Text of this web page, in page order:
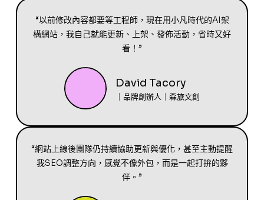
“以前修改內容都要等工程師，現在用小凡時代的AI架
構網站，我自己就能更新、上架、發佈活動，省時又好
看！”
David Tacory
｜品牌創辦人｜森旅文創
“網站上線後團隊仍持續協助更新與優化，甚至主動提醒
我SEO調整方向，感覺不像外包，而是一起打拚的夥
伴。”